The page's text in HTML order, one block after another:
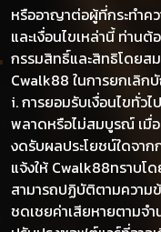
หรืออาญาต่อผู้ที่กระทำค
และเงื่อนไขเหล่านี้ ท่าน
กรรมสิทธิ์และสิทธิโดย
Cwalk88 ในการยกเลิก
i. การยอมรับเงื่อนไขทั่
พลาดหรือไม่สมบูรณ์ เมื่
งดรับผลประโยชน์ใดจาก
แจ้งให้ Cwalk88ทราบโ
สามารถปฏิบัติตามความ
ชดเชยค่าเสียหายตามจ